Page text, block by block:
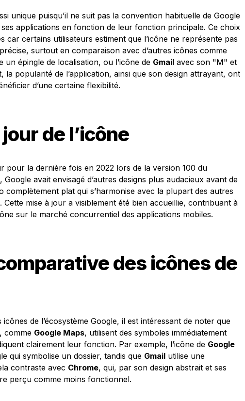
unique puisqu’il ne suit pas la convention habituelle de Google
applications en fonction de leur fonction principale. Ce choix
car certains utilisateurs estiment que l’icône ne représente pas
surtout en comparaison avec d’autres icônes comme
un épingle de localisation, ou l’icône de Gmail avec son "M" et
la popularité de l’application, ainsi que son design attrayant, ont
d’une certaine flexibilité.
de l’icône
pour la dernière fois en 2022 lors de la version 100 du
Google avait envisagé d’autres designs plus audacieux avant de
complètement plat qui s’harmonise avec la plupart des autres
Cette mise à jour a visiblement été bien accueillie, contribuant à
sur le marché concurrentiel des applications mobiles.
des icônes de
de l’écosystème Google, il est intéressant de noter que
comme Google Maps, utilisent des symboles immédiatement
clairement leur fonction. Par exemple, l’icône de Google
qui symbolise un dossier, tandis que Gmail utilise une
contraste avec Chrome, qui, par son design abstrait et ses
perçu comme moins fonctionnel.